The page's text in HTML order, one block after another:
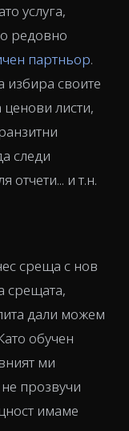
услуга,
редовно
партньор.
избира своите
ценови листи,
следи
отчети... и т.н.
среща с нов
срещата,
дали можем
обучен
ми
прозвучи
имаме